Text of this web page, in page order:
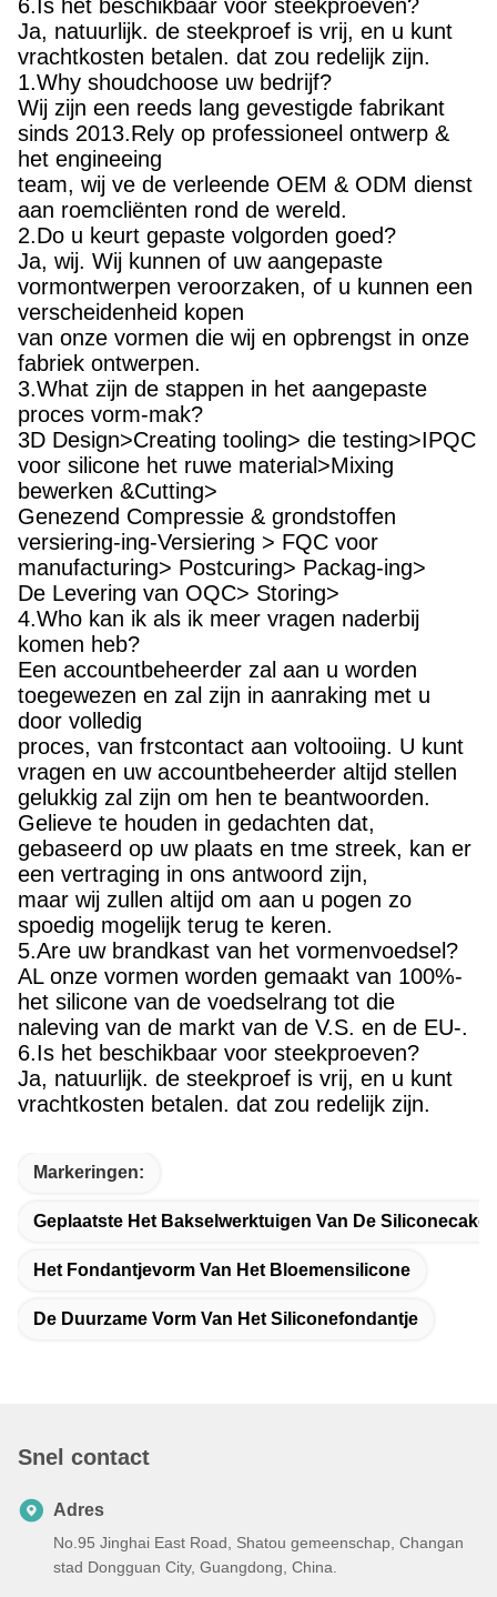
Wij zijn een reeds lang gevestigde fabrikant
sinds 2013.Rely op professioneel ontwerp &
het engineeing
team, wij ve de verleende OEM & ODM dienst
aan roemcliënten rond de wereld.
2.Do u keurt gepaste volgorden goed?
Ja, wij. Wij kunnen of uw aangepaste
vormontwerpen veroorzaken, of u kunnen een
verscheidenheid kopen
van onze vormen die wij en opbrengst in onze
fabriek ontwerpen.
3.What zijn de stappen in het aangepaste
proces vorm-mak?
3D Design>Creating tooling> die testing>IPQC
voor silicone het ruwe material>Mixing
bewerken &Cutting>
Genezend Compressie & grondstoffen
versiering-ing-Versiering > FQC voor
manufacturing> Postcuring> Packag-ing>
De Levering van OQC> Storing>
4.Who kan ik als ik meer vragen naderbij
komen heb?
Een accountbeheerder zal aan u worden
toegewezen en zal zijn in aanraking met u
door volledig
proces, van frstcontact aan voltooiing. U kunt
vragen en uw accountbeheerder altijd stellen
gelukkig zal zijn om hen te beantwoorden.
Gelieve te houden in gedachten dat,
gebaseerd op uw plaats en tme streek, kan er
een vertraging in ons antwoord zijn,
maar wij zullen altijd om aan u pogen zo
spoedig mogelijk terug te keren.
5.Are uw brandkast van het vormenvoedsel?
AL onze vormen worden gemaakt van 100%-
het silicone van de voedselrang tot die
naleving van de markt van de V.S. en de EU-.
6.Is het beschikbaar voor steekproeven?
Ja, natuurlijk. de steekproef is vrij, en u kunt
vrachtkosten betalen. dat zou redelijk zijn.
Markeringen:
Het Fondantjevorm Van Het Bloemensilicone
De Duurzame Vorm Van Het Siliconefondantje
No.95 Jinghai East Road, Shatou gemeenschap, Changan
86-769-85622858